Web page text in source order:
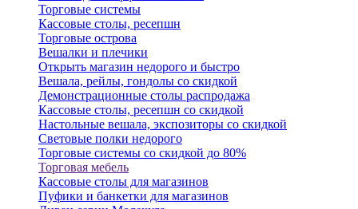
Торговые системы
Кассовые столы, ресепшн
Торговые острова
Вешалки и плечики
Открыть магазин недорого и быстро
Вешала, рейлы, гондолы со скидкой
Демонстрационные столы распродажа
Кассовые столы, ресепшн со скидкой
Настольные вешала, экспозиторы со скидкой
Световые полки недорого
Торговые системы со скидкой до 80%
Торговая мебель
Кассовые столы для магазинов
Пуфики и банкетки для магазинов